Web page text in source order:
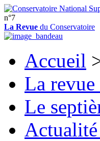
n°7
La Revue du Conservatoire
Accueil
La
Le
Actualité